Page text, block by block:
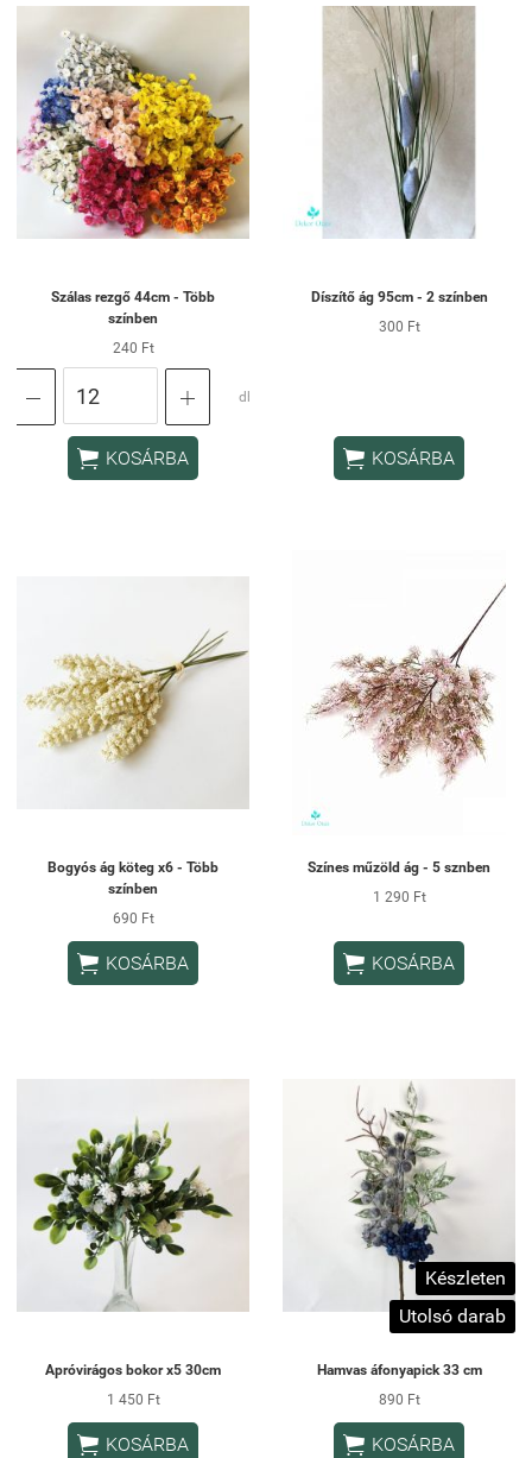
Szálas rezgő 44cm - Több
színben
240 Ft
  db
 KOSÁRBA
Díszítő ág 95cm - 2 színben
300 Ft
 KOSÁRBA
Bogyós ág köteg x6 - Több
színben
690 Ft
 KOSÁRBA
Színes műzöld ág - 5 sznben
1 290 Ft
 KOSÁRBA
Apróvirágos bokor x5 30cm
1 450 Ft
 KOSÁRBA
Készleten
Utolsó darab
Hamvas áfonyapick 33 cm
890 Ft
 KOSÁRBA